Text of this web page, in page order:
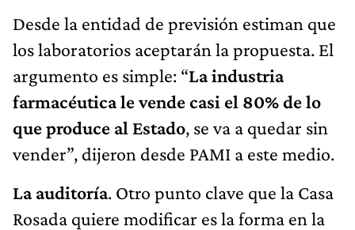
Desde la entidad de previsión estiman que
los laboratorios aceptarán la propuesta. El
argumento es simple: “La industria
farmacéutica le vende casi el 80% de lo
que produce al Estado, se va a quedar sin
vender”, dijeron desde PAMI a este medio.
La auditoría. Otro punto clave que la Casa
Rosada quiere modificar es la forma en la